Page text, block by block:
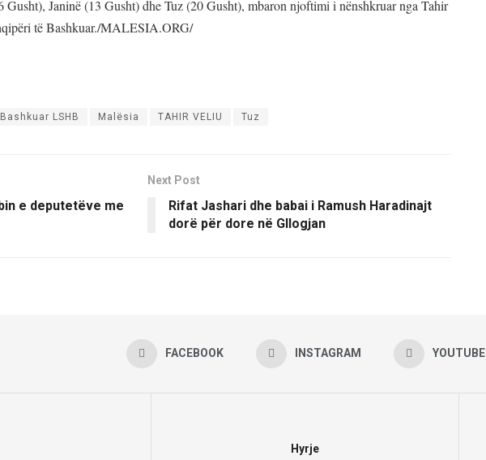
Janinë (13 Gusht) dhe Tuz (20 Gusht), mbaron njoftimi i nënshkruar nga Tahir
të Bashkuar./MALESIA.ORG/
LSHB Malësia TAHIR VELIU Tuz
e deputetëve me
Next Post
Rifat Jashari dhe babai i Ramush Haradinajt
dorë për dore në Gllogjan
FACEBOOK INSTAGRAM YOUTUBE
Hyrje